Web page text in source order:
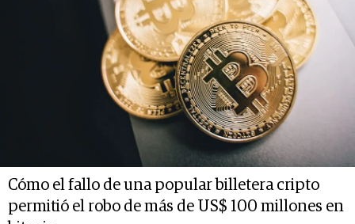
Cómo el fallo de una popular billetera cripto
permitió el robo de más de US$ 100 millones en